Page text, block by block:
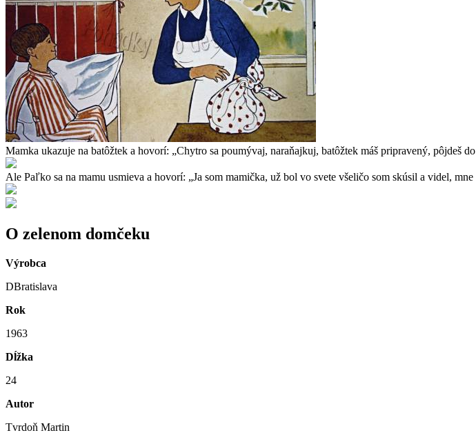
Mamka ukazuje na batôžtek a hovorí: „Chytro sa poumývaj, naraňajkuj, batôžtek máš pripravený, pôjdeš do
Ale Paľko sa na mamu usmieva a hovorí: „Ja som mamička, už bol vo svete všeličo som skúsil a videl,
O zelenom domčeku
Výrobca
DBratislava
Rok
1963
Dĺžka
24
Autor
Tvrdoň Martin